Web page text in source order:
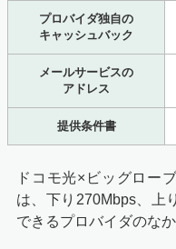
プロバイダ独自の
キャッシュバック
メールサービスの
アドレス
提供条件書
ドコモ光×ビッグロー
は、下り270Mbps、上
できるプロバイダのな